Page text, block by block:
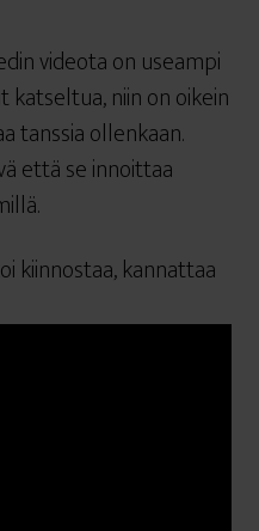
videota on useampi
niin on oikein
tanssia ollenkaan.
että se innoittaa
kiinnostaa, kannattaa